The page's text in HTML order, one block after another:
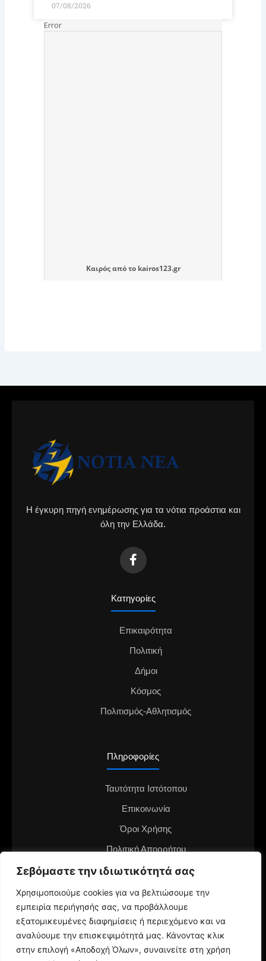
Σεβόμαστε την ιδιωτικότητά σας
Χρησιμοποιούμε cookies για να βελτιώσουμε την
εμπειρία περιήγησής σας, να προβάλλουμε
εξατομικευμένες διαφημίσεις ή περιεχόμενο και να
αναλύουμε την επισκεψιμότητά μας. Κάνοντας κλικ
στην επιλογή «Αποδοχή Όλων», συναινείτε στη χρήση
07/08/2026
Καιρόςαπό το kairos123.gr
Η έγκυρη πηγή ενημέρωσης για τα νότια προάστια και
όλη την Ελλάδα.
Κατηγορίες
Επικαιρότητα
Πολιτική
Δήμοι
Κόσμος
Πολιτισμός-Αθλητισμός
Πληροφορίες
Ταυτότητα Ιστότοπου
Επικοινωνία
Όροι Χρήσης
Πολιτική Απορρήτου
Διαφημιστείτε στο notianea.gr
Γίνε ο ανταποκριτής στην περιοχή σου